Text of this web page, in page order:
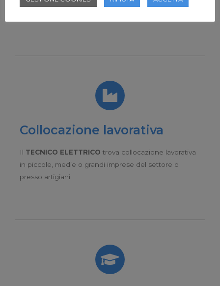
ELETTROTECNICA
Collocazione lavorativa
Il TECNICO ELETTRICO trova collocazione lavorativa
in piccole, medie o grandi imprese del settore o
presso artigiani.